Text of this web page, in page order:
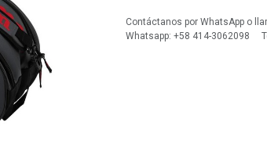
Contáctanos por WhatsApp o
Whatsapp: +58 414-3062098